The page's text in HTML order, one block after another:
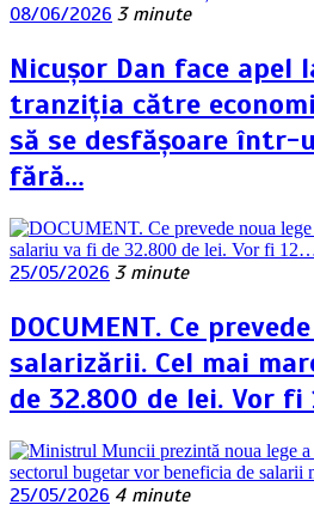
08/06/2026 3 minute
Nicușor Dan face apel
tranziția către
să se desfășoare într-
fără…
25/05/2026 3 minute
DOCUMENT. Ce
salarizării. Cel mai
de 32.800 de lei. Vor fi
25/05/2026 4 minute